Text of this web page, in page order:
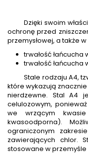
Dzięki swoim
ochronę przed
przemysłowej, a także
trwałość
trwałość łańcucha
Stale rodzaju A4,
które wykazują
nierdzewne. Stal A4
celulozowym,
we wrzącym
kwasoodporna).
ograniczonym
zawierających chlor.
stosowane w